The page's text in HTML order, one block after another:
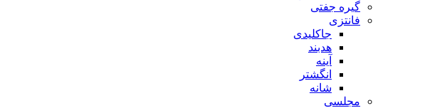
گیره جفتی
فانتزی
جاکلیدی
هدبند
آینه
انگشتر
شانه
مجلسی